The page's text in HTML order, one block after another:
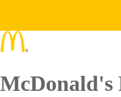
McDonald's